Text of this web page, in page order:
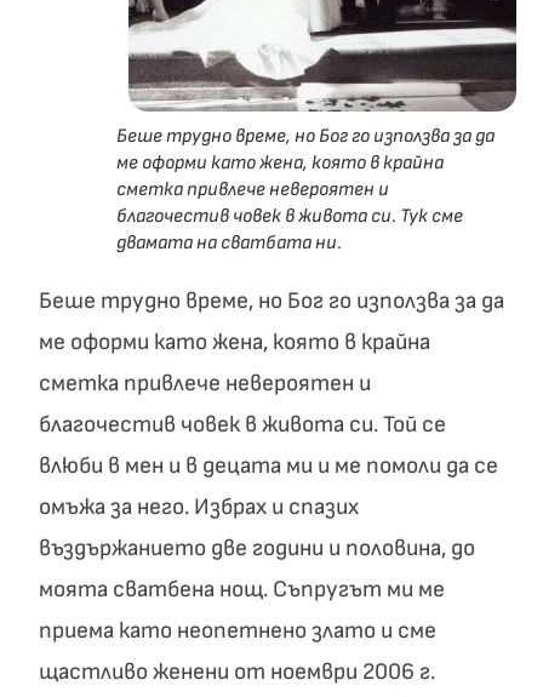
Беше трудно време, но Бог го използва за да
ме оформи като жена, която в крайна
сметка привлече невероятен и
благочестив човек в живота си. Тук сме
двамата на сватбата ни.
Беше трудно време, но Бог го използва за да
ме оформи като жена, която в крайна
сметка привлече невероятен и
благочестив човек в живота си. Той се
влюби в мен и в децата ми и ме помоли да се
омъжа за него. Избрах и спазих
въздържанието две години и половина, до
моята сватбена нощ. Съпругът ми ме
приема като неопетнено злато и сме
щастливо женени от ноември 2006 г.